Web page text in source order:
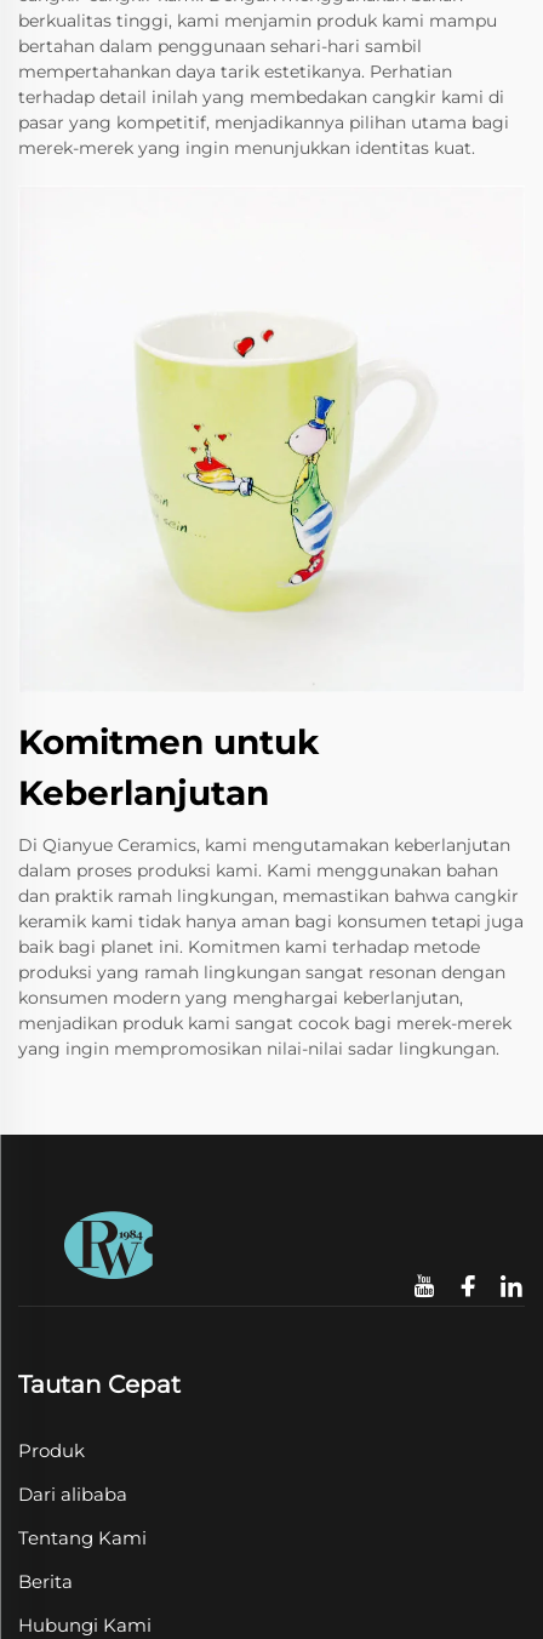
berkualitas tinggi, kami menjamin produk kami mampu
bertahan dalam penggunaan sehari-hari sambil
mempertahankan daya tarik estetikanya. Perhatian
terhadap detail inilah yang membedakan cangkir kami di
pasar yang kompetitif, menjadikannya pilihan utama bagi
merek-merek yang ingin menunjukkan identitas kuat.
Komitmen untuk
Keberlanjutan
Di Qianyue Ceramics, kami mengutamakan keberlanjutan
dalam proses produksi kami. Kami menggunakan bahan
dan praktik ramah lingkungan, memastikan bahwa cangkir
keramik kami tidak hanya aman bagi konsumen tetapi juga
baik bagi planet ini. Komitmen kami terhadap metode
produksi yang ramah lingkungan sangat resonan dengan
konsumen modern yang menghargai keberlanjutan,
menjadikan produk kami sangat cocok bagi merek-merek
yang ingin mempromosikan nilai-nilai sadar lingkungan.
Tautan Cepat
Produk
Dari alibaba
Tentang Kami
Berita
Hubungi Kami